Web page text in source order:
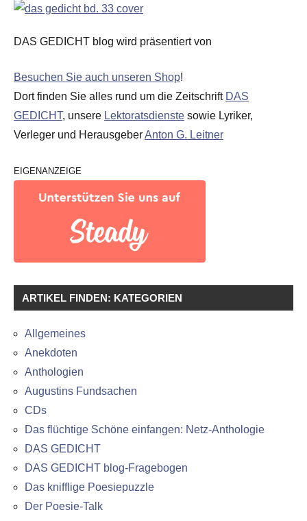
DAS GEDICHT blog wird präsentiert von
Besuchen Sie auch unseren Shop!
Dort finden Sie alles rund um die Zeitschrift DAS
GEDICHT, unsere Lektoratsdienste sowie Lyriker,
Verleger und HerausgeberAnton G. Leitner
EIGENANZEIGE
ARTIKEL FINDEN: KATEGORIEN
Allgemeines
Anekdoten
Anthologien
Augustins Fundsachen
CDs
Das flüchtige Schöne einfangen: Netz-Anthologie
DAS GEDICHT
DAS GEDICHT blog-Fragebogen
Das knifflige Poesiepuzzle
Der Poesie-Talk